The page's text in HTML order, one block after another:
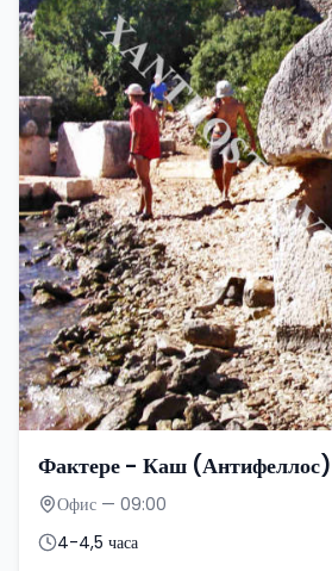
Фактере - Каш (Антифеллос)
Офис — 09:00
4-4,5 часа